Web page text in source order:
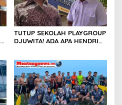
TUTUP SEKOLAH PLAYGROUP
DJUWITA! ADA APA HENDRI